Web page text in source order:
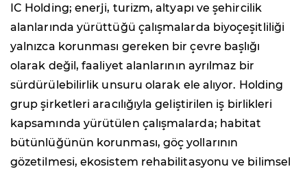
IC Holding; enerji, turizm, altyapı ve şehircilik
alanlarında yürüttüğü çalışmalarda biyoçeşitliliği
yalnızca korunması gereken bir çevre başlığı
olarak değil, faaliyet alanlarının ayrılmaz bir
sürdürülebilirlik unsuru olarak ele alıyor. Holding
grup şirketleri aracılığıyla geliştirilen iş birlikleri
kapsamında yürütülen çalışmalarda; habitat
bütünlüğünün korunması, göç yollarının
gözetilmesi, ekosistem rehabilitasyonu ve bilimsel